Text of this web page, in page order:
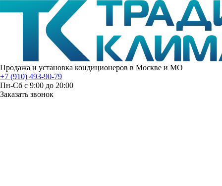
Продажа и установка кондиционеров в Москве и МО
+7 (910) 493-90-79
Пн-Сб с 9:00 до 20:00
Заказать звонок